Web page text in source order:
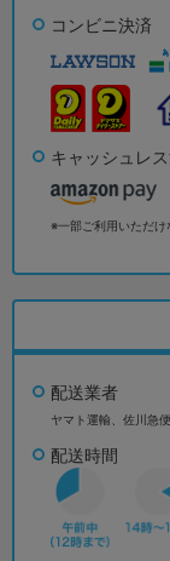
コンビニ決済
キャッシュレ
※一部ご利用いただけ
配送業者
ヤマト運輸、佐川急便
配送時間